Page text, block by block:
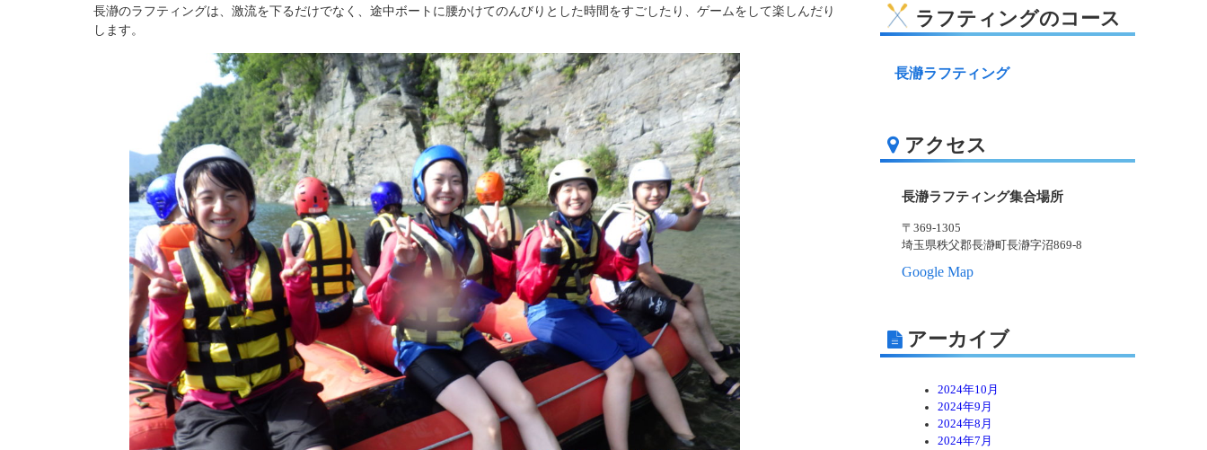
長瀞のラフティングは、激流を下るだけでなく、途中ボートに腰かけてのんびりとした時間をすごしたり、ゲームをして楽しんだり
します。
ラフティングのコース
長瀞ラフティング
アクセス
長瀞ラフティング集合場所
〒369-1305
埼玉県秩父郡長瀞町長瀞字沼869-8
Google Map
アーカイブ
2024年10月
2024年9月
2024年8月
2024年7月